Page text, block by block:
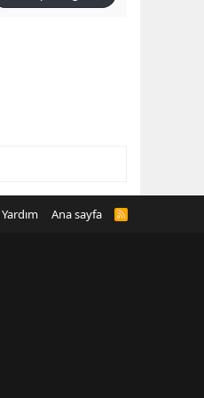
Yardım Ana sayfa
R